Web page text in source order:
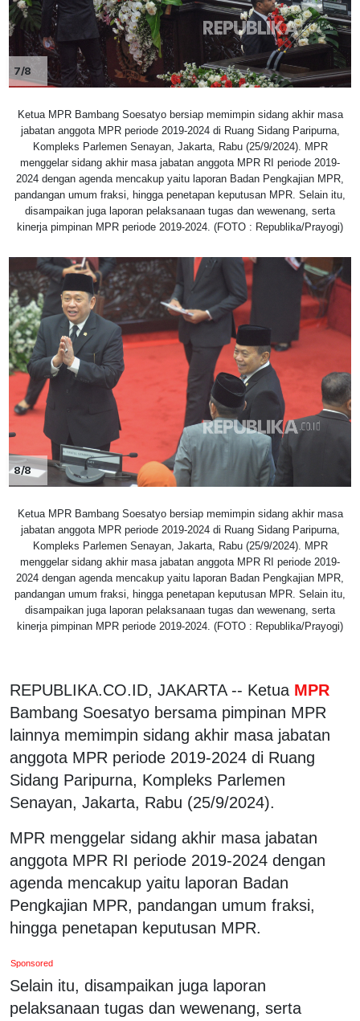
7/8
Ketua MPR Bambang Soesatyo bersiap memimpin sidang akhir masa
jabatan anggota MPR periode 2019-2024 di Ruang Sidang Paripurna,
Kompleks Parlemen Senayan, Jakarta, Rabu (25/9/2024). MPR
menggelar sidang akhir masa jabatan anggota MPR RI periode 2019-
2024 dengan agenda mencakup yaitu laporan Badan Pengkajian MPR,
pandangan umum fraksi, hingga penetapan keputusan MPR. Selain itu,
disampaikan juga laporan pelaksanaan tugas dan wewenang, serta
kinerja pimpinan MPR periode 2019-2024. (FOTO : Republika/Prayogi)
8/8
Ketua MPR Bambang Soesatyo bersiap memimpin sidang akhir masa
jabatan anggota MPR periode 2019-2024 di Ruang Sidang Paripurna,
Kompleks Parlemen Senayan, Jakarta, Rabu (25/9/2024). MPR
menggelar sidang akhir masa jabatan anggota MPR RI periode 2019-
2024 dengan agenda mencakup yaitu laporan Badan Pengkajian MPR,
pandangan umum fraksi, hingga penetapan keputusan MPR. Selain itu,
disampaikan juga laporan pelaksanaan tugas dan wewenang, serta
kinerja pimpinan MPR periode 2019-2024. (FOTO : Republika/Prayogi)
REPUBLIKA.CO.ID, JAKARTA -- Ketua MPR
Bambang Soesatyo bersama pimpinan MPR
lainnya memimpin sidang akhir masa jabatan
anggota MPR periode 2019-2024 di Ruang
Sidang Paripurna, Kompleks Parlemen
Senayan, Jakarta, Rabu (25/9/2024).
MPR menggelar sidang akhir masa jabatan
anggota MPR RI periode 2019-2024 dengan
agenda mencakup yaitu laporan Badan
Pengkajian MPR, pandangan umum fraksi,
hingga penetapan keputusan MPR.
Sponsored
Selain itu, disampaikan juga laporan
pelaksanaan tugas dan wewenang, serta